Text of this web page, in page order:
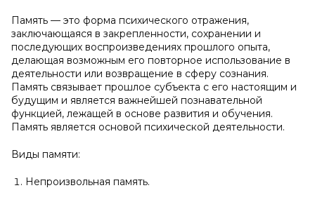
Память — это форма психического отражения,
заключающаяся в закрепленности, сохранении и
последующих воспроизведениях прошлого опыта,
делающая возможным его повторное использование в
деятельности или возвращение в сферу сознания.
Память связывает прошлое субъекта с его настоящим и
будущим и является важнейшей познавательной
функцией, лежащей в основе развития и обучения.
Память является основой психической деятельности.
Виды памяти:
Непроизвольная память.